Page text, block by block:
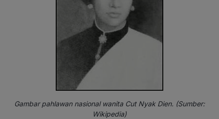
Gambar pahlawan nasional wanita Cut Nyak Dien. (Sumber:
Wikipedia)